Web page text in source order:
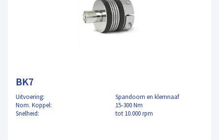
BK7
Uitvoering:
Spandoorn en klemnaaf
Nom. Koppel:
15-300 Nm
Snelheid:
tot 10.000 rpm